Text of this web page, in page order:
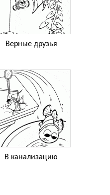
Верные друзья
В канализацию